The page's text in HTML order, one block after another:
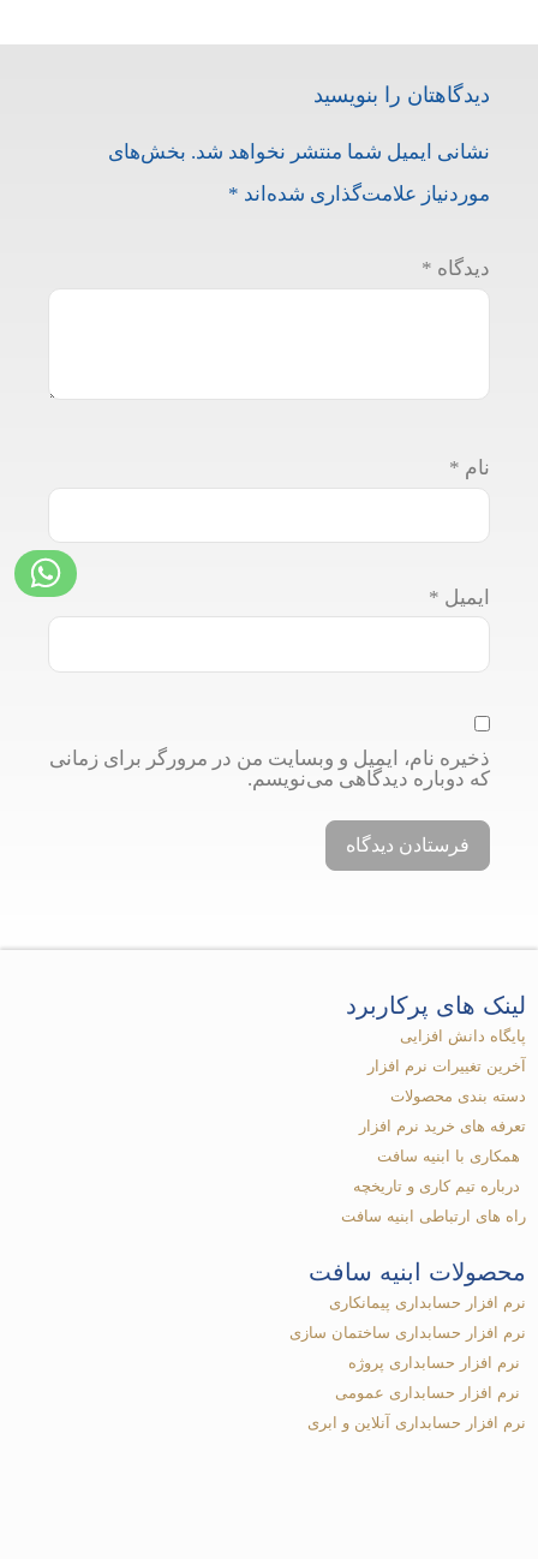
دیدگاهتان را بنویسید
نشانی ایمیل شما منتشر نخواهد شد. بخش‌های
موردنیاز علامت‌گذاری شده‌اند *
دیدگاه *
نام *
ایمیل *
ذخیره نام، ایمیل و وبسایت من در مرورگر برای زمانی
که دوباره دیدگاهی می‌نویسم.
لینک های پرکاربرد​
پایگاه دانش افزایی
آخرین تغییرات نرم افزار
دسته بندی محصولات
تعرفه های خرید نرم افزار
همکاری با ابنیه سافت
درباره تیم کاری و تاریخچه
راه های ارتباطی ابنیه سافت
محصولات ابنیه سافت
نرم افزار حسابداری پیمانکاری
نرم افزار حسابداری ساختمان سازی
نرم افزار حسابداری پروژه
نرم افزار حسابداری عمومی
نرم افزار حسابداری آنلاین و ابری